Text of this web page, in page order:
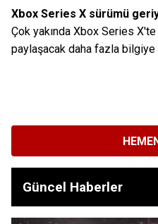
Xbox Series X sürümü
Çok yakında Xbox Series
paylaşacak daha fazla bilgiye
Güncel Haberler